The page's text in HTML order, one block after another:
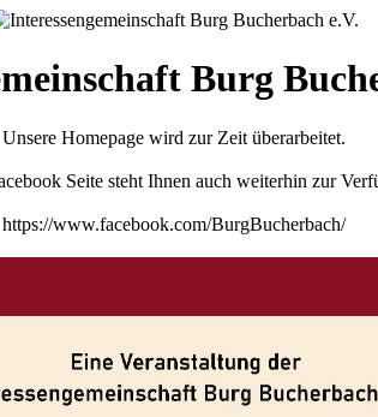
Burg
Unsere Homepage wird zur Zeit überarbeitet.
Seite steht Ihnen auch weiterhin zur
https://www.facebook.com/BurgBucherbach/